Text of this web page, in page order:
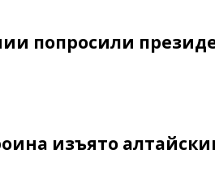
попросили
изъято